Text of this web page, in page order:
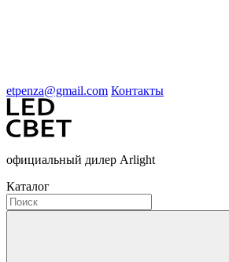
etpenza@gmail.com Контакты
официальный дилер Arlight
Каталог